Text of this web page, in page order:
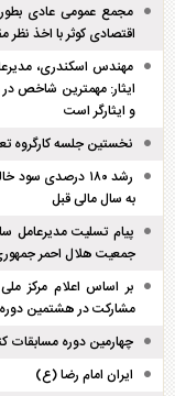
اقتصادی کوثر با اخذ نظر
مهندس اسکندری،
ایثار: مهمترین شاخص
و ایثارگر است
نخستین جلسه کارگروه
رشد ۱۸۰ درصدی
به سال مالی قبل
پیام تسلیت مدیرعامل
جمعیت هلال احمر
بر اساس اعلام مرکز
مشارکت در هشتمین
چهارمین دوره مسابقات
ایران امام رضا (ع)